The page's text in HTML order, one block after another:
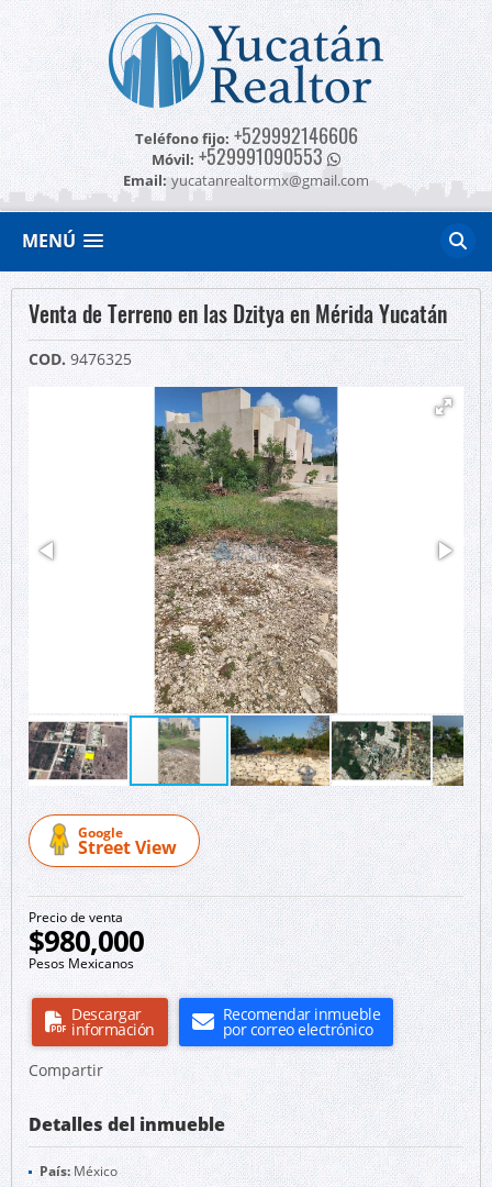
Teléfono fijo: +529992146606
Móvil: +529991090553
Email: yucatanrealtormx@gmail.com
MENÚ
Venta de Terreno en las Dzitya en Mérida Yucatán
COD. 9476325
Google
Street View
Precio de venta
$980,000
Pesos Mexicanos
Descargar
información
Recomendar inmueble
por correo electrónico
Compartir
Detalles del inmueble
País:México